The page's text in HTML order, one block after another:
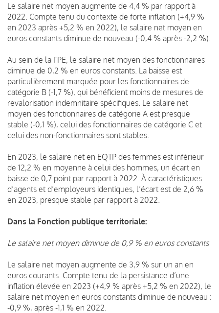
Le salaire net moyen augmente de 4,4 % par rapport à
2022. Compte tenu du contexte de forte inflation (+4,9 %
en 2023 après +5,2 % en 2022), le salaire net moyen en
euros constants diminue de nouveau (-0,4 % après -2,2 %).
Au sein de la FPE, le salaire net moyen des fonctionnaires
diminue de 0,2 % en euros constants. La baisse est
particulièrement marquée pour les fonctionnaires de
catégorie B (-1,7 %), qui bénéficient moins de mesures de
revalorisation indemnitaire spécifiques. Le salaire net
moyen des fonctionnaires de catégorie A est presque
stable (-0,1 %), celui des fonctionnaires de catégorie C et
celui des non-fonctionnaires sont stables.
En 2023, le salaire net en EQTP des femmes est inférieur
de 12,2 % en moyenne à celui des hommes, un écart en
baisse de 0,7 point par rapport à 2022. À caractéristiques
d’agents et d’employeurs identiques, l’écart est de 2,6 %
en 2023, presque stable par rapport à 2022.
Dans la Fonction publique territoriale:
Le salaire net moyen diminue de 0,9 % en euros constants
Le salaire net moyen augmente de 3,9 % sur un an en
euros courants. Compte tenu de la persistance d’une
inflation élevée en 2023 (+4,9 % après +5,2 % en 2022), le
salaire net moyen en euros constants diminue de nouveau :
-0,9 %, après -1,1 % en 2022.